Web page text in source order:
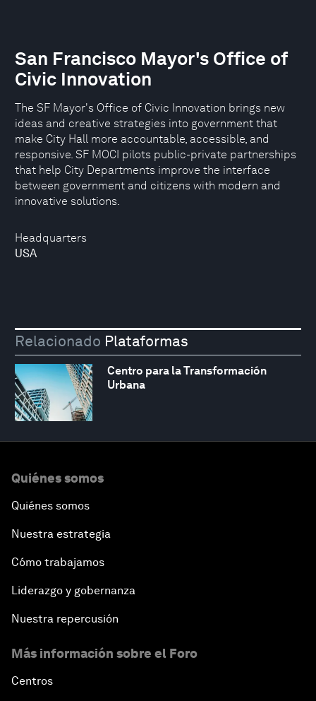
Headquarters
USA
San Francisco Mayor's Office of
Civic Innovation
The SF Mayor's Office of Civic Innovation brings new
ideas and creative strategies into government that
make City Hall more accountable, accessible, and
responsive. SF MOCI pilots public-private partnerships
that help City Departments improve the interface
between government and citizens with modern and
innovative solutions.
Relacionado Plataformas
Centro para la Transformación
Urbana
Quiénes somos
Quiénes somos
Nuestra estrategia
Cómo trabajamos
Liderazgo y gobernanza
Nuestra repercusión
Más información sobre el Foro
Centros